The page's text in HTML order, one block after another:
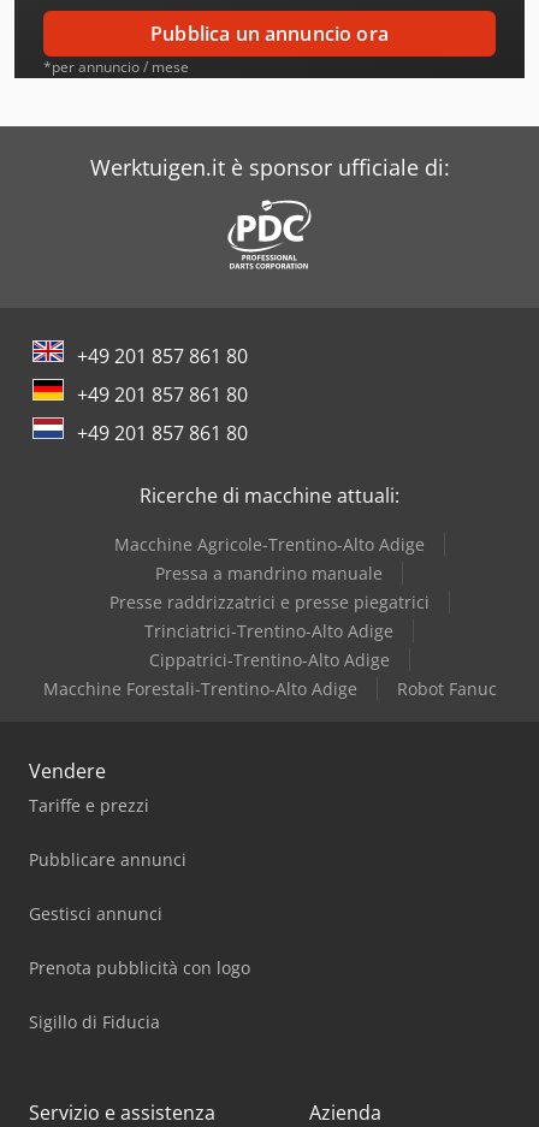
Boellhoff
Bollegraaf
Branson
Buschjost
Bystronic
Eberhardt
Pubblica un annuncio ora
*per annuncio / mese
Werktuigen.it è sponsor ufficiale di:
+49 201 857 861 80
+49 201 857 861 80
+49 201 857 861 80
Ricerche di macchine attuali:
Macchine Agricole-Trentino-Alto Adige
Pressa a mandrino manuale
Presse raddrizzatrici e presse piegatrici
Trinciatrici-Trentino-Alto Adige
Cippatrici-Trentino-Alto Adige
Macchine Forestali-Trentino-Alto Adige
Robot Fanuc
Vendere
Tariffe e prezzi
Pubblicare annunci
Gestisci annunci
Prenota pubblicità con logo
Sigillo di Fiducia
Servizio e assistenza Azienda